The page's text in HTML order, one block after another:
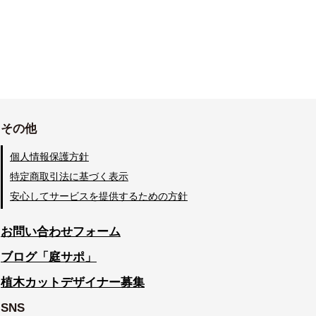
その他
個人情報保護方針
特定商取引法に基づく表示
安心してサービスを提供するための方針
お問い合わせフォーム
ブログ「庭サポ」
植木カットデザイナー募集
SNS